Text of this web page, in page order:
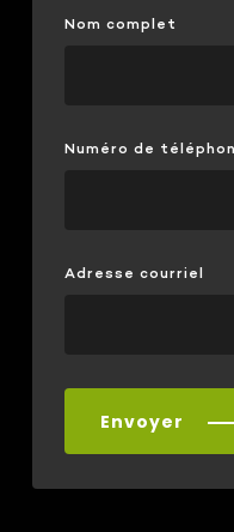
Nom complet
Numéro de
Adresse courriel
Envoyer